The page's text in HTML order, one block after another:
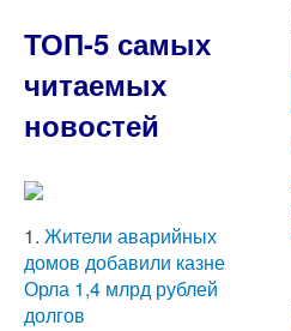
ТОП-5 самых
читаемых
новостей
1. Жители аварийных
домов добавили казне
Орла 1,4 млрд рублей
долгов